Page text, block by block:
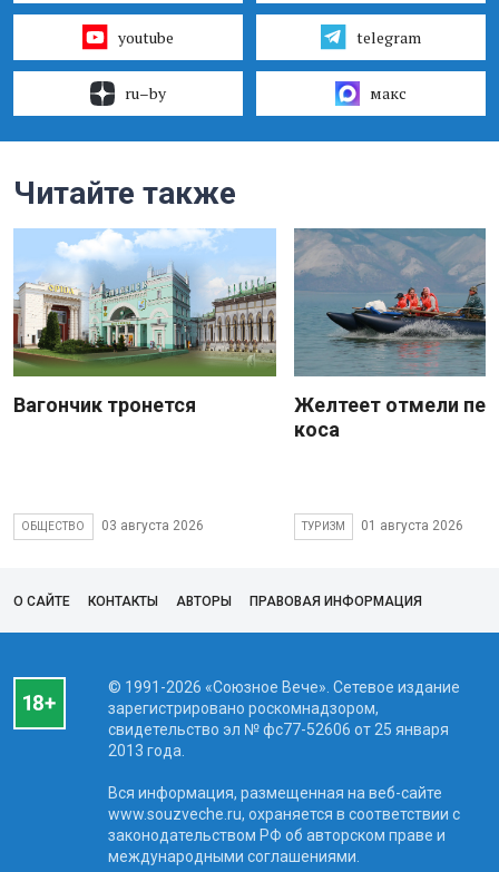
youtube telegram
ru–by макс
Читайте также
Вагончик тронется
ОБЩЕСТВО 03 августа 2026
Желтеет отмели
коса
ТУРИЗМ 01 августа 2026
О САЙТЕ КОНТАКТЫ АВТОРЫ ПРАВОВАЯ ИНФОРМАЦИЯ
© 1991-2026 «Союзное Вече». Сетевое издание
зарегистрировано роскомнадзором,
свидетельство эл № фc77-52606 от 25 января
2013 года.
Вся информация, размещенная на веб-сайте
www.souzveche.ru, охраняется в соответствии с
законодательством РФ об авторском праве и
международными соглашениями.